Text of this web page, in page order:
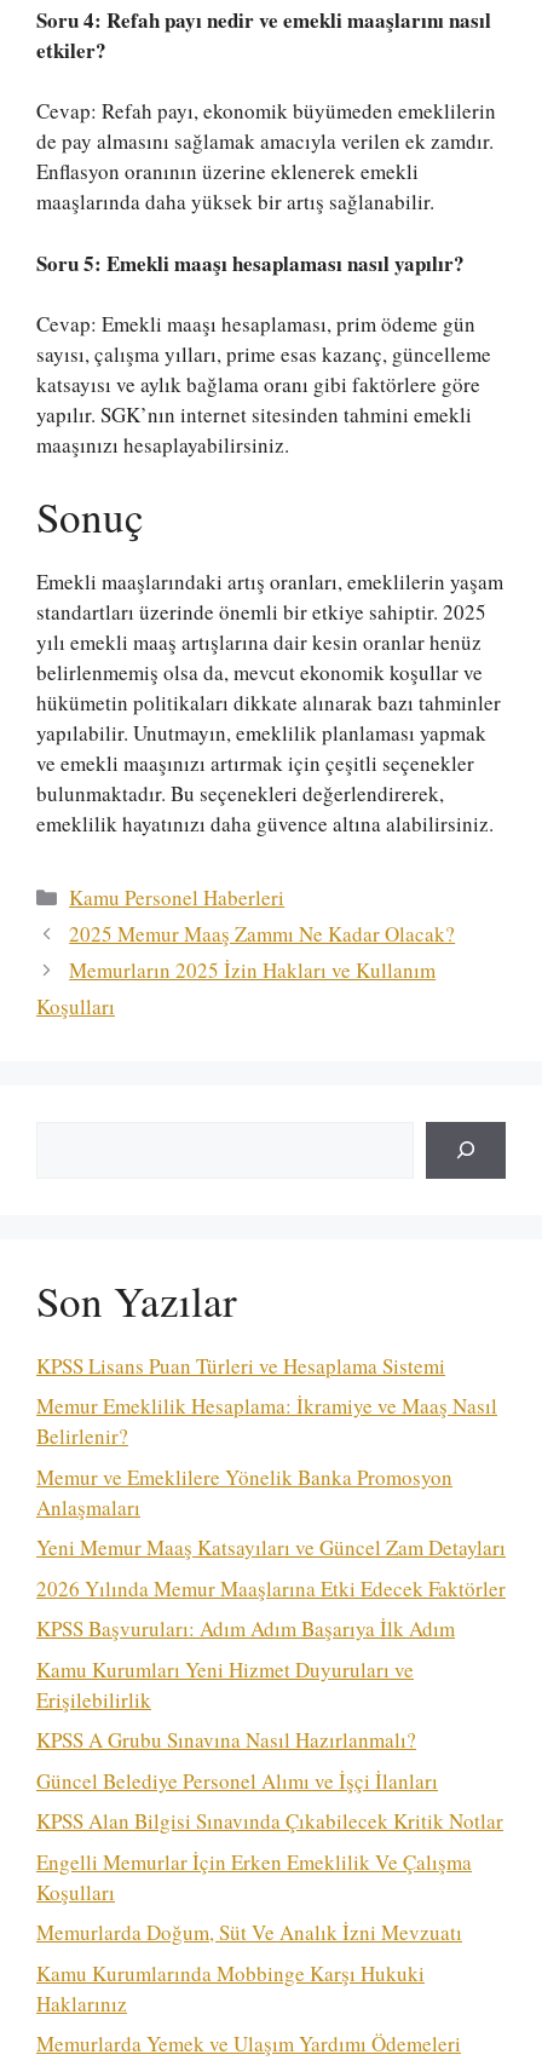
Soru 4: Refah payı nedir ve emekli maaşlarını nasıl
etkiler?
Cevap: Refah payı, ekonomik büyümeden emeklilerin
de pay almasını sağlamak amacıyla verilen ek zamdır.
Enflasyon oranının üzerine eklenerek emekli
maaşlarında daha yüksek bir artış sağlanabilir.
Soru 5: Emekli maaşı hesaplaması nasıl yapılır?
Cevap: Emekli maaşı hesaplaması, prim ödeme gün
sayısı, çalışma yılları, prime esas kazanç, güncelleme
katsayısı ve aylık bağlama oranı gibi faktörlere göre
yapılır. SGK’nın internet sitesinden tahmini emekli
maaşınızı hesaplayabilirsiniz.
Sonuç
Emekli maaşlarındaki artış oranları, emeklilerin yaşam
standartları üzerinde önemli bir etkiye sahiptir. 2025
yılı emekli maaş artışlarına dair kesin oranlar henüz
belirlenmemiş olsa da, mevcut ekonomik koşullar ve
hükümetin politikaları dikkate alınarak bazı tahminler
yapılabilir. Unutmayın, emeklilik planlaması yapmak
ve emekli maaşınızı artırmak için çeşitli seçenekler
bulunmaktadır. Bu seçenekleri değerlendirerek,
emeklilik hayatınızı daha güvence altına alabilirsiniz.
Kategoriler
Kamu Personel Haberleri
2025 Memur Maaş Zammı Ne Kadar Olacak?
Memurların 2025 İzin Hakları ve Kullanım
Koşulları
Son Yazılar
KPSS Lisans Puan Türleri ve Hesaplama Sistemi
Memur Emeklilik Hesaplama: İkramiye ve Maaş Nasıl
Belirlenir?
Memur ve Emeklilere Yönelik Banka Promosyon
Anlaşmaları
Yeni Memur Maaş Katsayıları ve Güncel Zam Detayları
2026 Yılında Memur Maaşlarına Etki Edecek Faktörler
KPSS Başvuruları: Adım Adım Başarıya İlk Adım
Kamu Kurumları Yeni Hizmet Duyuruları ve
Erişilebilirlik
KPSS A Grubu Sınavına Nasıl Hazırlanmalı?
Güncel Belediye Personel Alımı ve İşçi İlanları
KPSS Alan Bilgisi Sınavında Çıkabilecek Kritik Notlar
Engelli Memurlar İçin Erken Emeklilik Ve Çalışma
Koşulları
Memurlarda Doğum, Süt Ve Analık İzni Mevzuatı
Kamu Kurumlarında Mobbinge Karşı Hukuki
Haklarınız
Memurlarda Yemek ve Ulaşım Yardımı Ödemeleri